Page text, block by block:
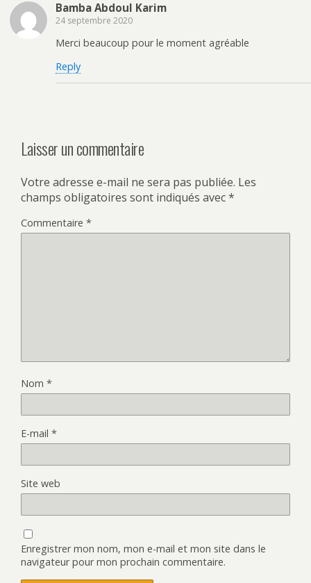
Bamba Abdoul Karim
24 septembre 2020
Merci beaucoup pour le moment agréable
Reply
Laisser un commentaire
Votre adresse e-mail ne sera pas publiée. Les
champs obligatoires sont indiqués avec*
Commentaire *
Nom *
E-mail *
Site web
Enregistrer mon nom, mon e-mail et mon site dans le
navigateur pour mon prochain commentaire.